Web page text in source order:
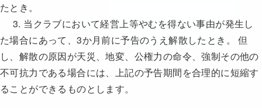
たとき。
3. 当クラブにおいて経営上等やむを得ない事由が発生し
た場合にあって、3か月前に予告のうえ解散したとき。 但
し、解散の原因が天災、地変、公権力の命令、強制その他の
不可抗力である場合には、上記の予告期間を合理的に短縮す
ることができるものとします。